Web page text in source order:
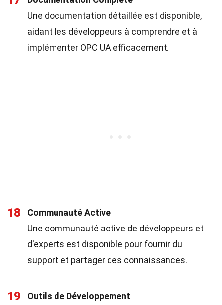
Une documentation détaillée est disponible,
aidant les développeurs à comprendre et à
implémenter OPC UA efficacement.
18
Communauté Active
Une communauté active de développeurs et
d'experts est disponible pour fournir du
support et partager des connaissances.
19
Outils de Développement